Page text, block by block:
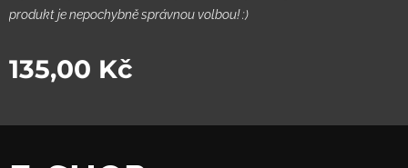
produkt je nepochybně správnou volbou! :)
135,00 Kč